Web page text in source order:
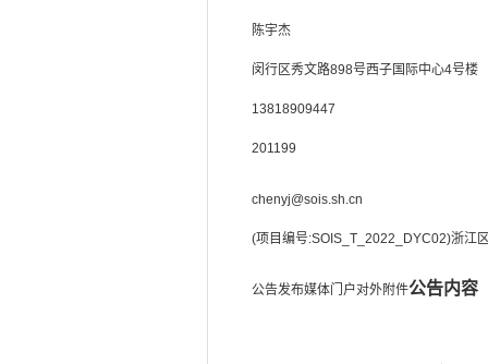
陈宇杰
闵行区秀文路898号西子国际中心4号楼
13818909447
201199
chenyj@sois.sh.cn
(项目编号:SOIS_T_2022_DYC02)浙江
公告发布媒体门户对外附件公告内容